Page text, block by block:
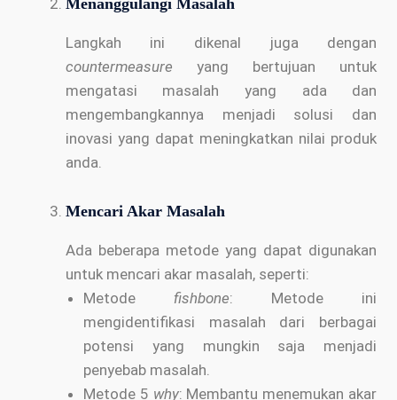
Langkah ini dikenal juga dengan
countermeasure yang bertujuan untuk
mengatasi masalah yang ada dan
mengembangkannya menjadi solusi dan
inovasi yang dapat meningkatkan nilai produk
anda.
Mencari Akar Masalah
Ada beberapa metode yang dapat digunakan
untuk mencari akar masalah, seperti:
Metode fishbone: Metode ini
mengidentifikasi masalah dari berbagai
potensi yang mungkin saja menjadi
penyebab masalah.
Metode 5 why: Membantu menemukan akar